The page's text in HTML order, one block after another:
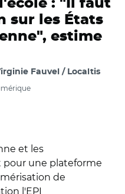
: "Il faut
sur les États
estime
Fauvel / Localtis
et les
une plateforme
de
l'EPI